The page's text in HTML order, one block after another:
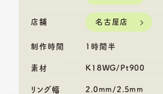
店舗 名古屋店
制作時間 1時間半
素材 K18WG/Pt900
リング幅 2.0mm/2.5mm